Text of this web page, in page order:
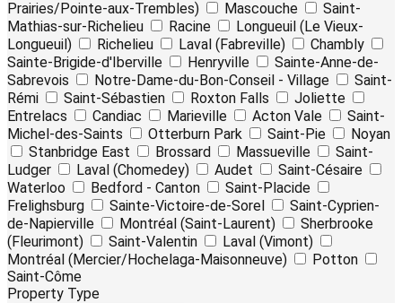
Prairies/Pointe-aux-Trembles)
Mascouche
Saint-
Mathias-sur-Richelieu
Racine
Longueuil (Le Vieux-
Longueuil)
Richelieu Laval (Fabreville)
Chambly
Sainte-Brigide-d'Iberville
Henryville
Sainte-Anne-de-
Sabrevois
Notre-Dame-du-Bon-Conseil - Village
Saint-
Rémi
Saint-Sébastien Roxton Falls
Joliette
Entrelacs
Candiac Marieville Acton Vale
Saint-
Michel-des-Saints
Otterburn Park Saint-Pie
Noyan
Stanbridge East
Brossard Massueville
Saint-
Ludger
Laval (Chomedey) Audet
Saint-Césaire
Waterloo
Bedford - Canton
Saint-Placide
Frelighsburg
Sainte-Victoire-de-Sorel
Saint-Cyprien-
de-Napierville
Montréal (Saint-Laurent)
Sherbrooke
(Fleurimont)
Saint-Valentin
Laval (Vimont)
Montréal (Mercier/Hochelaga-Maisonneuve)
Potton
Saint-Côme
Property Type